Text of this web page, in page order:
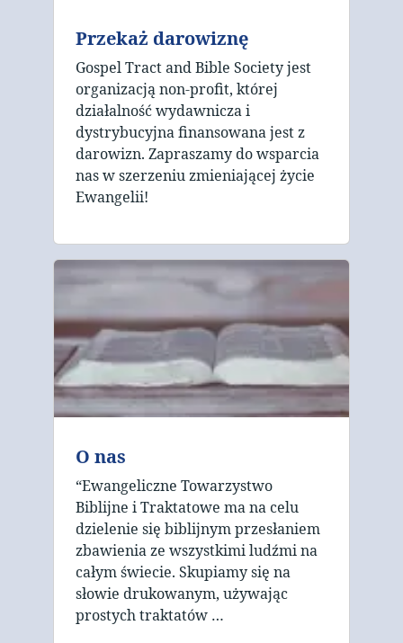
Przekaż darowiznę
Gospel Tract and Bible Society jest
organizacją non-profit, której
działalność wydawnicza i
dystrybucyjna finansowana jest z
darowizn. Zapraszamy do wsparcia
nas w szerzeniu zmieniającej życie
Ewangelii!
O nas
“Ewangeliczne Towarzystwo
Biblijne i Traktatowe ma na celu
dzielenie się biblijnym przesłaniem
zbawienia ze wszystkimi ludźmi na
całym świecie. Skupiamy się na
słowie drukowanym, używając
prostych traktatów …